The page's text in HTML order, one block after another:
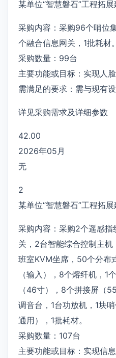
某单位“智慧磐石”工程拓展
采购内容：采购96个哨位
个融合信息网关，1批耗材。
采购数量：99台
主要功能或目标：实现人
需满足的要求：需与现有
详见采购需求及详细参数
42.00
2026年05月
无
2
某单位“智慧磐石”工程拓
采购内容：采购2个遥感
关，2台智能综合控制主
班室KVM坐席，50个分布
（输入），8个熔纤机，1
（46寸），8个拼接屏（
调音台，1台功放机，1块
通用），1批耗材。
采购数量：107台
主要功能或目标：实现信